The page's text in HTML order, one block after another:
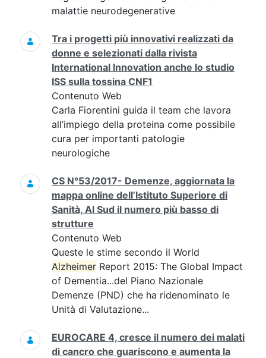
malattie neurodegenerative
Tra i progetti più innovativi realizzati da
donne e selezionati dalla rivista
International Innovation anche lo studio
ISS sulla tossina CNF1
Contenuto Web
Carla Fiorentini guida il team che lavora
all’impiego della proteina come possibile
cura per importanti patologie
neurologiche
CS N°53/2017- Demenze, aggiornata la
mappa online dell’Istituto Superiore di
Sanità, Al Sud il numero più basso di
strutture
Contenuto Web
Queste le stime secondo il World
Alzheimer Report 2015: The Global Impact
of Dementia...del Piano Nazionale
Demenze (PND) che ha ridenominato le
Unità di Valutazione...
EUROCARE 4, cresce il numero dei malati
di cancro che guariscono e aumenta la